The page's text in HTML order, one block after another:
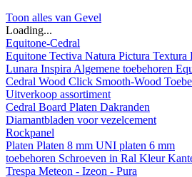
Toon alles van Gevel
Loading...
Equitone-Cedral
Equitone Tectiva Natura Pictura Textura
Lunara Inspira Algemene toebehoren
Cedral Wood Click Smooth-Wood
Uitverkoop assortiment
Cedral Board Platen Dakranden
Diamantbladen voor vezelcement
Rockpanel
Platen Platen 8 mm UNI platen 6 mm
toebehoren Schroeven in Ral Kleur
Trespa Meteon - Izeon - Pura